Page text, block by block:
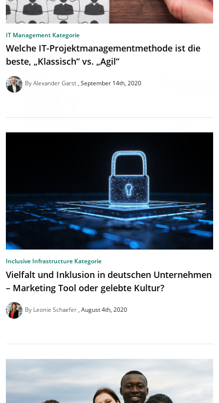
IT Management Kategorie
Welche IT-Projektmanagementmethode ist die
beste, „Klassisch“ vs. „Agil“
By Alexander Garst September 14th, 2020
Inclusive Infrastructure Kategorie
Vielfalt und Inklusion in deutschen Unternehmen
– Marketing Tool oder gelebte Kultur?
By Leonie Schaefer August 4th, 2020